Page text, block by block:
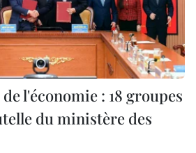
l'économie : 18 groupes
du ministère des